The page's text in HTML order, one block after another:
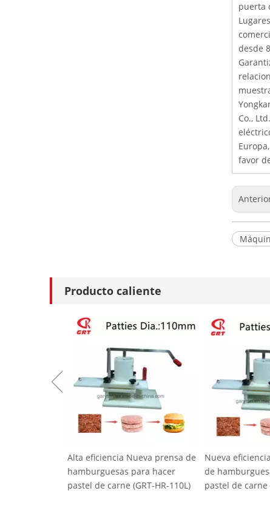
puerta
desde
Co.,
favor
Producto caliente
Alta eficiencia Nueva prensa de
hamburguesas para hacer
pastel de carne (GRT-HR-110L)
Nueva
de
pastel de carne